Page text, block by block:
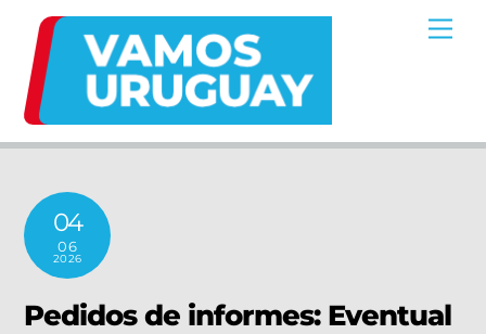
content
04
06
2026
Pedidos de informes: Eventual